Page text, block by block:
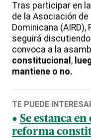
Tras participar en
de la Asociación
Dominicana
seguirá
convoca a la
constitucional ,
mantiene o no.
TE PUEDE
Se estanca
reforma